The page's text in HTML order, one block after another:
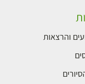
והרצאות